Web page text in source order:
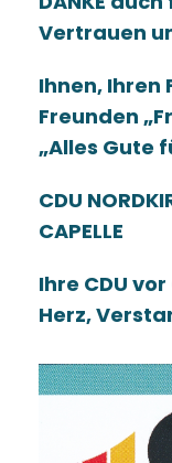
Vertrauen
Ihnen, Ihren
Freunden
Alles Gute
CDU
CAPELLE
Ihre CDU
Herz,